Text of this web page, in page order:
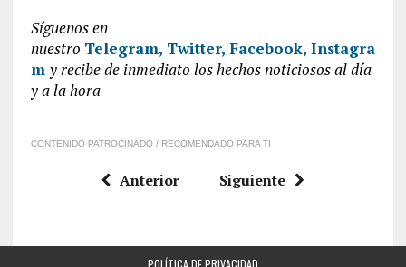
Síguenos en
nuestro Telegram, Twitter, Facebook, Instagra
m y recibe de inmediato los hechos noticiosos al día
y a la hora
CONTENIDO PATROCINADO / RECOMENDADO PARA TI
Anterior Siguiente
POLÍTICA DE PRIVACIDAD